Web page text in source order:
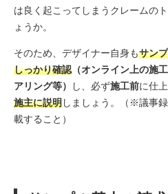
は良く起こってしまうクレームの
ょうか。
そのため、デザイナー自身もサン
しっかり確認（オンライン上の施
アリング等）
し、必ず施工前に仕
施主に説明しましょう。（※議事
載すること）